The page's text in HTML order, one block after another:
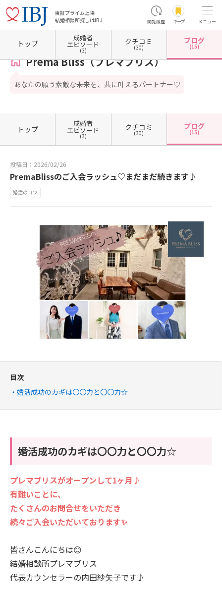
東証プライム上場
結婚相談所探しはIBJ
閲覧履歴 キープ メニュー
ホーム 青森県の結婚相談所 青森県八戸市 Prema Bliss（プレマブリス） カウンセラ
Prema Bliss（プレマブリス）
あなたの願う素敵な未来を、共に叶えるパートナー♡
トップ
成婚者
エピソード
(3)
クチコミ
(30)
ブログ
(15)
トップ
成婚者
エピソード
(3)
クチコミ
(30)
ブログ
(15)
投稿日：2026/02/26
PremaBlissのご入会ラッシュ♡まだまだ続きます♪
婚活のコツ
目次
婚活成功のカギは〇〇力と〇〇力☆
婚活成功のカギは〇〇力と〇〇力☆
プレマブリスがオープンして1ヶ月♪
有難いことに、
たくさんのお問合せをいただき
続々ご入会いただいております✨
皆さんこんにちは😊
結婚相談所プレマブリス
代表カウンセラーの内田紗矢子です♪